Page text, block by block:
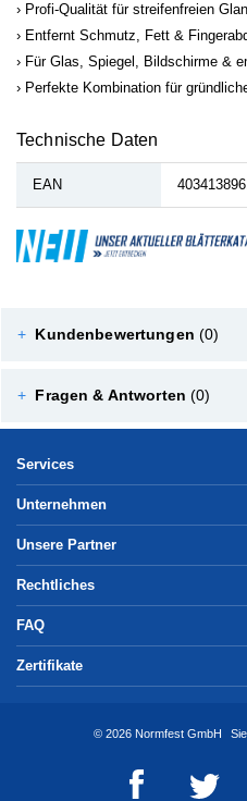
Profi-Qualität für streifenfreien
Entfernt Schmutz, Fett &
Für Glas, Spiegel, Bildschirme &
Perfekte Kombination für
Technische Daten
EAN
+ Kundenbewertungen (0)
+ Fragen & Antworten (0)
Services
Unternehmen
Unsere Partner
Rechtliches
FAQ
Zertifikate
© 2026 Normfest GmbH